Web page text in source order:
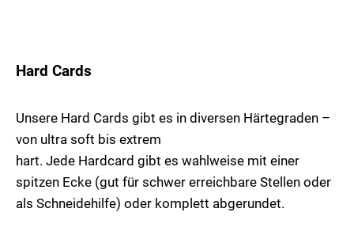
Hard Cards
Unsere Hard Cards gibt es in diversen Härtegraden –
von ultra soft bis extrem
hart. Jede Hardcard gibt es wahlweise mit einer
spitzen Ecke (gut für schwer erreichbare Stellen oder
als Schneidehilfe) oder komplett abgerundet.